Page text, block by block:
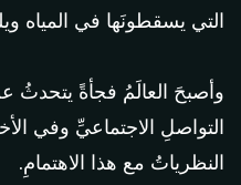
التي يسقطونَها في المياه
وأصبحَ العالَمُ فجأةً يتحدثُ
التواصلِ الاجتماعيِّ وفي
النظرياتُ مع هذا الاهتمامِ.